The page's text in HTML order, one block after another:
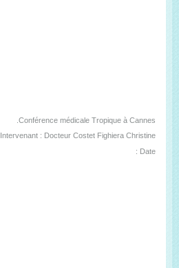
Conférence médicale Tropique à Cannes.
Intervenant : Docteur Costet Fighiera Christine
Date :